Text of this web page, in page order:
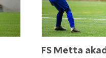
FS Metta